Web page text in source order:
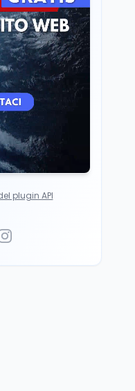
6 ago
Guccini si è
Pàvana: addio
plugin API